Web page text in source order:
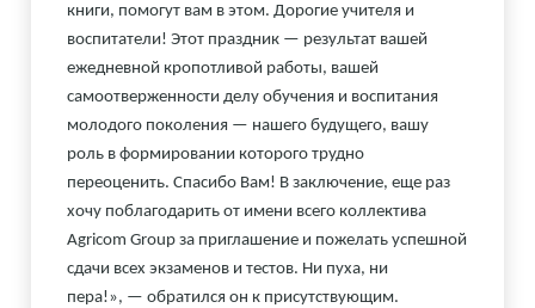
книги, помогут вам в этом.Дорогие учителя и
воспитатели! Этот праздник — результат вашей
ежедневной кропотливой работы, вашей
самоотверженности делу обучения и воспитания
молодого поколения — нашего будущего, вашу
роль в формировании которого трудно
переоценить. Спасибо Вам! В заключение, еще раз
хочу поблагодарить от имени всего коллектива
Agricom Group за приглашение и пожелать успешной
сдачи всех экзаменов и тестов. Ни пуха, ни
пера!», —обратился он к присутствующим.